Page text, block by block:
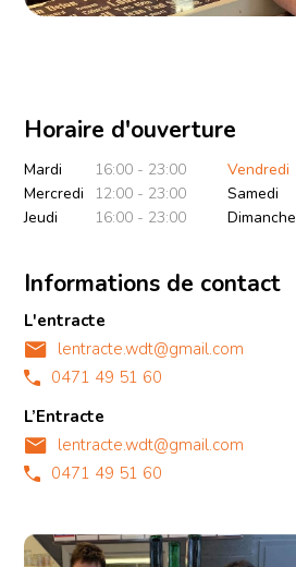
Horaire d'ouverture
Mardi
16:00 - 23:00
Mercredi
12:00 - 23:00
Jeudi
16:00 - 23:00
Vendredi
Samedi
Dimanche
Informations de contact
L'entracte
lentracte.wdt@gmail.com
0471 49 51 60
L’Entracte
lentracte.wdt@gmail.com
0471 49 51 60